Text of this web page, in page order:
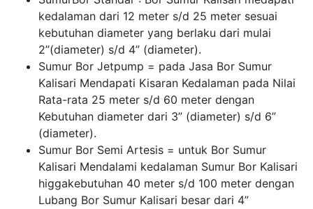
kedalaman dari 12 meter s/d 25 meter sesuai
kebutuhan diameter yang berlaku dari mulai
2”(diameter) s/d 4” (diameter).
Sumur Bor Jetpump = pada Jasa Bor Sumur
Kalisari Mendapati Kisaran Kedalaman pada Nilai
Rata-rata 25 meter s/d 60 meter dengan
Kebutuhan diameter dari 3” (diameter) s/d 6”
(diameter).
Sumur Bor Semi Artesis = untuk Bor Sumur
Kalisari Mendalami kedalaman Sumur Bor Kalisari
higgakebutuhan 40 meter s/d 100 meter dengan
Lubang Bor Sumur Kalisari besar dari 4”